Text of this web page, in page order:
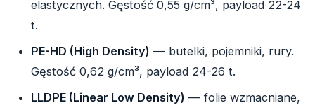
elastycznych. Gęstość 0,55 g/cm³, payload 22-24
t.
PE-HD (High Density) — butelki, pojemniki, rury.
Gęstość 0,62 g/cm³, payload 24-26 t.
LLDPE (Linear Low Density) — folie wzmacniane,